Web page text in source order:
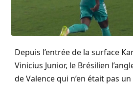
Depuis l’entrée de la surface
Vinicius Junior, le Brésilien
de Valence qui n’en était pas un